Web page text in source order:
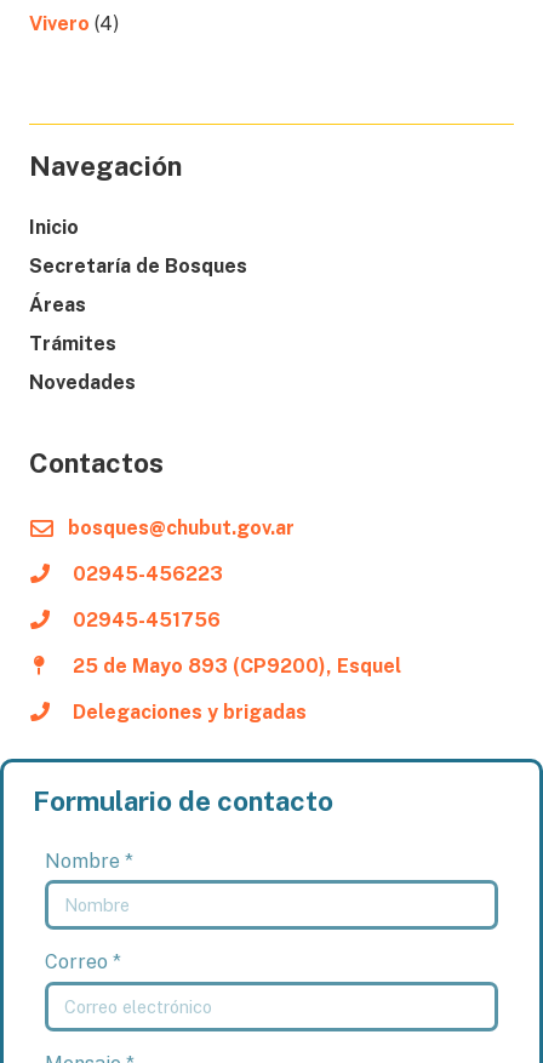
Vivero (4)
Navegación
Inicio
Secretaría de Bosques
Áreas
Trámites
Novedades
Contactos
bosques@chubut.gov.ar
02945-456223
02945-451756
25 de Mayo 893 (CP9200), Esquel
Delegaciones y brigadas
Formulario de contacto
Nombre *
Correo *